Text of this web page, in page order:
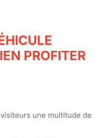
PROFITER
une multitude de